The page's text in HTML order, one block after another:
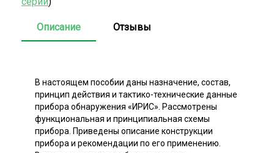
Описание Отзывы
В настоящем пособии даны назначение, состав,
принцип действия и тактико-технические данные
прибора обнаружения «ИРИС». Рассмотрены
функциональная и принципиальная схемы
прибора. Приведены описание конструкции
прибора и рекомендации по его применению.